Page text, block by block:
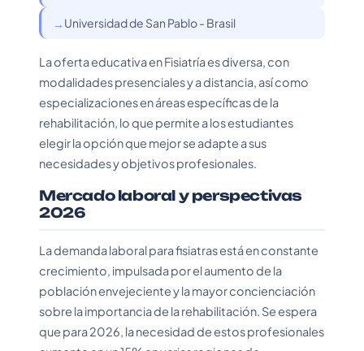
Universidad de San Pablo - Brasil
La oferta educativa en Fisiatría es diversa, con
modalidades presenciales y a distancia, así como
especializaciones en áreas específicas de la
rehabilitación, lo que permite a los estudiantes
elegir la opción que mejor se adapte a sus
necesidades y objetivos profesionales.
Mercado laboral y perspectivas
2026
La demanda laboral para fisiatras está en constante
crecimiento, impulsada por el aumento de la
población envejeciente y la mayor concienciación
sobre la importancia de la rehabilitación. Se espera
que para 2026, la necesidad de estos profesionales